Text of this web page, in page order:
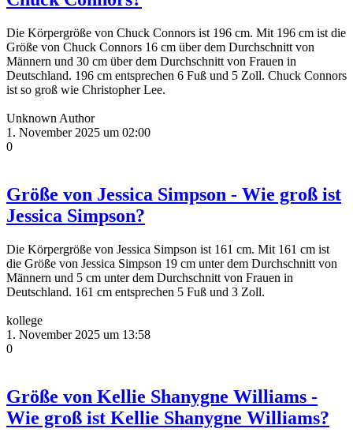
Die Körpergröße von Chuck Connors ist 196 cm. Mit 196 cm ist die
Größe von Chuck Connors 16 cm über dem Durchschnitt von
Männern und 30 cm über dem Durchschnitt von Frauen in
Deutschland. 196 cm entsprechen 6 Fuß und 5 Zoll. Chuck Connors
ist so groß wie Christopher Lee.
Unknown Author
1. November 2025 um 02:00
0
Größe von Jessica Simpson - Wie groß ist
Jessica Simpson?
Die Körpergröße von Jessica Simpson ist 161 cm. Mit 161 cm ist
die Größe von Jessica Simpson 19 cm unter dem Durchschnitt von
Männern und 5 cm unter dem Durchschnitt von Frauen in
Deutschland. 161 cm entsprechen 5 Fuß und 3 Zoll.
kollege
1. November 2025 um 13:58
0
Größe von Kellie Shanygne Williams -
Wie groß ist Kellie Shanygne Williams?